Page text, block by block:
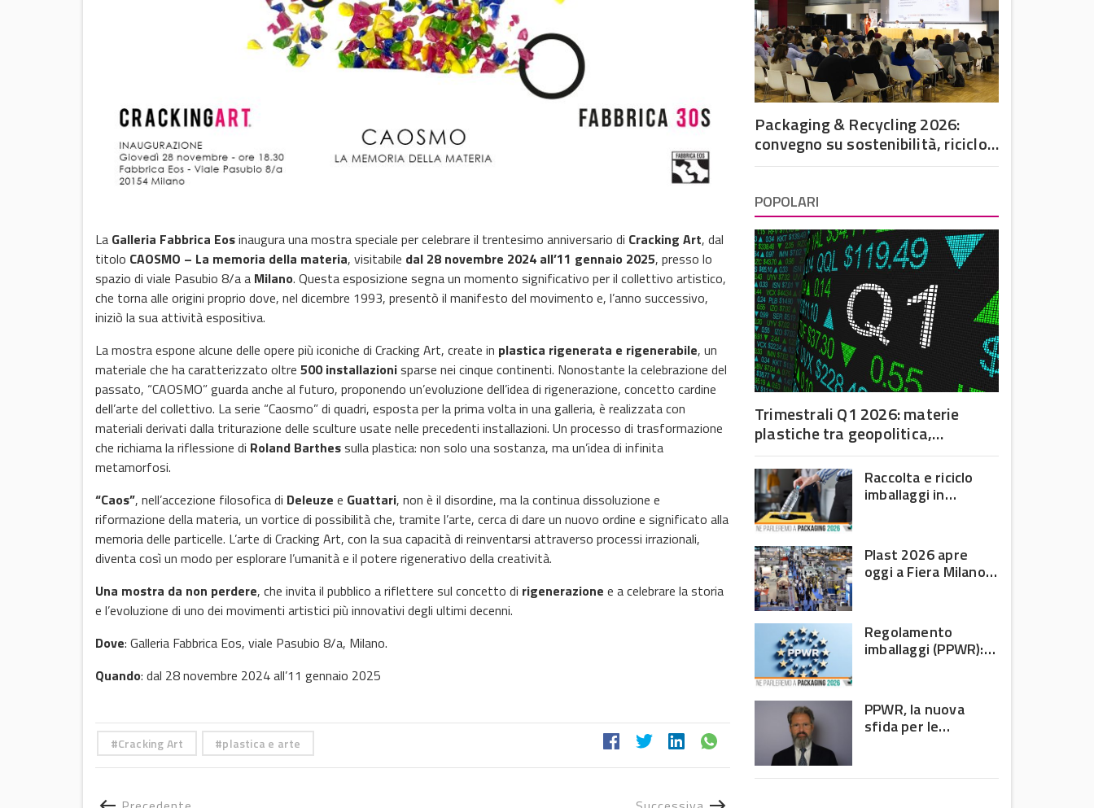
La Galleria Fabbrica Eosinaugura una mostra speciale per celebrare il trentesimo anniversario di Cracking Art, dal
titolo CAOSMO – La memoria della materia, visitabile dal 28 novembre 2024 all’11 gennaio 2025, presso lo
spazio di viale Pasubio 8/a a Milano. Questa esposizione segna un momento significativo per il collettivo artistico,
che torna alle origini proprio dove, nel dicembre 1993, presentò il manifesto del movimento e, l’anno successivo,
iniziò la sua attività espositiva.
La mostra espone alcune delle opere più iconiche di Cracking Art, create in plastica rigenerata e rigenerabile, un
materiale che ha caratterizzato oltre 500 installazionisparse nei cinque continenti. Nonostante la celebrazione del
passato, “CAOSMO” guarda anche al futuro, proponendo un’evoluzione dell’idea di rigenerazione, concetto cardine
dell’arte del collettivo. La serie “Caosmo” di quadri, esposta per la prima volta in una galleria, è realizzata con
materiali derivati dalla triturazione delle sculture usate nelle precedenti installazioni. Un processo di trasformazione
che richiama la riflessione di Roland Barthessulla plastica: non solo una sostanza, ma un’idea di infinita
metamorfosi.
“Caos”, nell’accezione filosofica di Deleuze e Guattari, non è il disordine, ma la continua dissoluzione e
riformazione della materia, un vortice di possibilità che, tramite l’arte, cerca di dare un nuovo ordine e significato alla
memoria delle particelle. L’arte di Cracking Art, con la sua capacità di reinventarsi attraverso processi irrazionali,
diventa così un modo per esplorare l’umanità e il potere rigenerativo della creatività.
Una mostra da non perdere, che invita il pubblico a riflettere sul concetto di rigenerazione e a celebrare la storia
e l’evoluzione di uno dei movimenti artistici più innovativi degli ultimi decenni.
Dove: Galleria Fabbrica Eos, viale Pasubio 8/a, Milano.
Quando: dal 28 novembre 2024 all’11 gennaio 2025
Cracking Art plastica e arte
Packaging & Recycling 2026:
convegno su sostenibilità, riciclo
e futuro dell’imballaggio in
POPOLARI
Trimestrali Q1 2026: materie
plastiche tra geopolitica,
domanda debole e corsa
all’efficienza Raccolta e riciclo
imballaggi in
e PPWR
Plast 2026 apre
oggi a Fiera Milano
plastiche
Regolamento
imballaggi (PPWR):
PPWR, la nuova
sfida per le
produce imballaggi